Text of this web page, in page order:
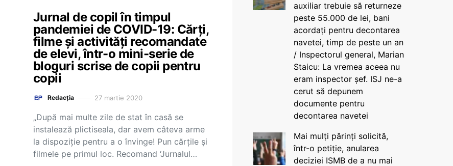
Jurnal de copil în timpul
pandemiei de COVID-19: Cărți,
filme și activități recomandate
de elevi, într-o mini-serie de
bloguri scrise de copii pentru
copii
Redacția 27 martie 2020
„După mai multe zile de stat în casă se
instalează plictiseala, dar avem câteva arme
la dispoziție pentru a o învinge! Pun cărțile și
filmele pe primul loc. Recomand ‘Jurnalul…
auxiliar trebuie să returneze
peste 55.000 de lei, bani
acordați pentru decontarea
navetei, timp de peste un an
/ Inspectorul general, Marian
Staicu: La vremea aceea nu
eram inspector șef. ISJ ne-a
cerut să depunem
documente pentru
decontarea navetei
Mai mulți părinți solicită,
într-o petiție, anularea
deciziei ISMB de a nu mai